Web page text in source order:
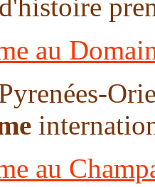
au
au